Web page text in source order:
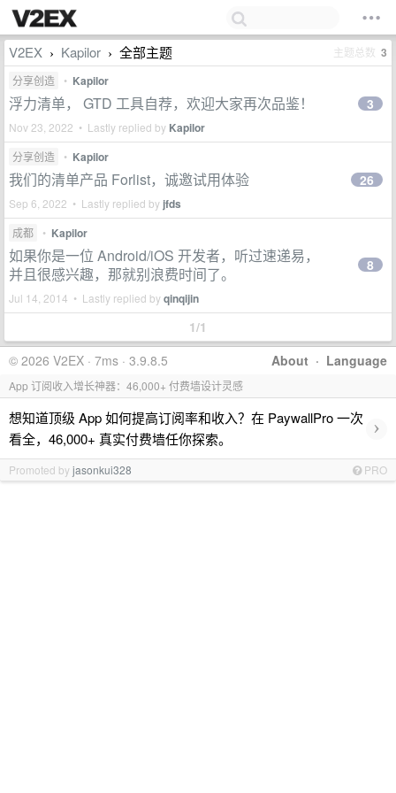
V2EX › Kapilor › 全部主题 主题总数 3
分享创造 • Kapilor
浮力清单， GTD 工具自荐，欢迎大家再次品鉴！
Nov 23, 2022 • Lastly replied by Kapilor
3
分享创造 • Kapilor
我们的清单产品 Forlist，诚邀试用体验
Sep 6, 2022 • Lastly replied by jfds
26
成都 • Kapilor
如果你是一位 Android/iOS 开发者，听过速递易，
并且很感兴趣，那就别浪费时间了。
Jul 14, 2014 • Lastly replied byqinqijin
8
1/1
About · Language
© 2026 V2EX · 7ms · 3.9.8.5
App 订阅收入增长神器：46,000+ 付费墙设计灵感
想知道顶级 App 如何提高订阅率和收入？在 PaywallPro 一次
看全，46,000+ 真实付费墙任你探索。
›
Promoted byjasonkui328 PRO